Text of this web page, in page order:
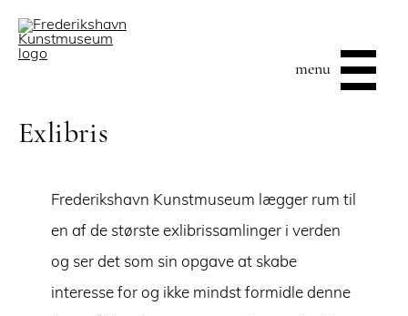
menu
Exlibris
Frederikshavn Kunstmuseum lægger rum til
en af de største exlibrissamlinger i verden
og ser det som sin opgave at skabe
interesse for og ikke mindst formidle denne